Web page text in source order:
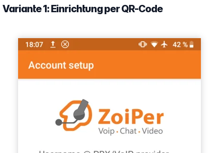
Variante 1: Einrichtung per QR-Code
Show larger version